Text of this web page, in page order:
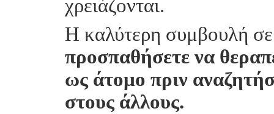
χρειάζονται.
Η καλύτερη συμβουλή σε
προσπαθήσετε να
ως άτομο πριν
στους άλλους.